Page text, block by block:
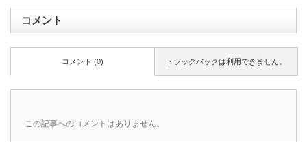
コメント
トラックバックは利用できません。
コメント (0)
この記事へのコメントはありません。